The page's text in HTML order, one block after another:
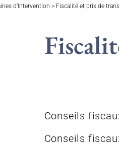
d’Intervention > Fiscalité et prix de
Conseils
Conseils